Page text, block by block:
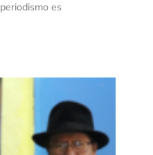
es